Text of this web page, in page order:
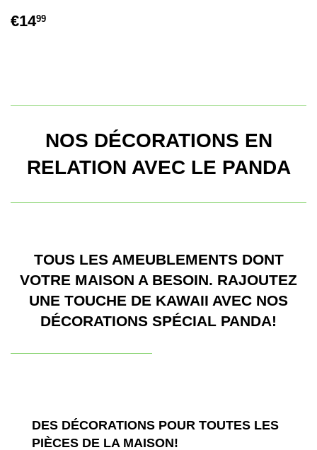
PRIX
€1499
NOS DÉCORATIONS EN
RELATION AVEC LE PANDA
TOUS LES AMEUBLEMENTS DONT
VOTRE MAISON A BESOIN. RAJOUTEZ
UNE TOUCHE DE KAWAII AVEC NOS
DÉCORATIONS SPÉCIAL PANDA!
DES DÉCORATIONS POUR TOUTES LES
PIÈCES DE LA MAISON!